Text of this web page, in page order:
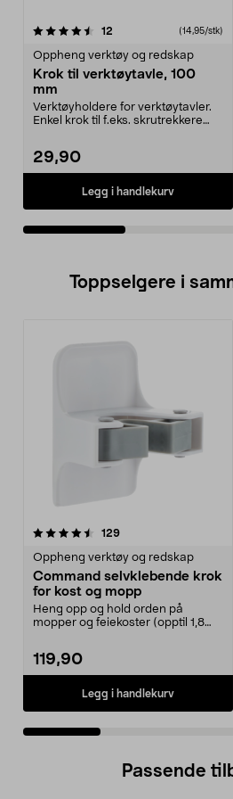
12 (14,95/stk)
Oppheng verktøy og redskap
Krok til verktøytavle, 100
mm
Verktøyholdere for verktøytavler.
Enkel krok til f.eks. skrutrekkere
29,90
Legg i handlekurv
4.5av 5 stjerner
Toppselgere i
129anmeldelser
Oppheng verktøy og redskap
Command selvklebende krok
for kost og mopp
Heng opp og hold orden på
mopper og feiekoster (opptil 1,8
119,90
Legg i handlekurv
4.0 av 5 stjerner
Passende